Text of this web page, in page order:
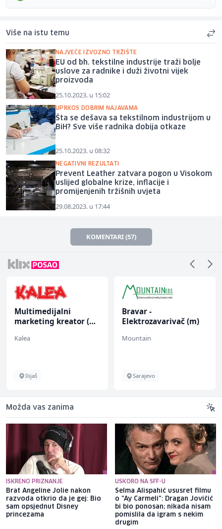
Više na istu temu
NAJVEĆE IZVOZNO TRŽIŠTE
EU od bh. tekstilne industrije traži bolje
uslove za radnike i duži životni vijek
proizvoda
25.10.2023. u 15:02
UPRKOS DOBRIM NAJAVAMA
Šta se dešava sa tekstilnom industrijom u
BiH? Sve više radnika dobija otkaze
25.10.2023. u 08:32
NEGATIVNI REZULTATI
Prevent Leather zatvara pogon u Visokom
uslijed globalne krize, inflacije i
promijenjenih tržišnih uvjeta
29.08.2023. u 17:44
KOMENTARI (57)
Multimedijalni
marketing kreator (m/
Kalea
Ilijaš
Bravar -
Elektrozavarivač (m)
Mountain
Sarajevo
Možda vas zanima
ISKRENO PRIZNANJE
Brat Angeline Jolie nakon
razvoda otkrio da je gej: Bio
sam opsjednut Disney
princezama
USKORO NA SFF-U
Selma Alispahić ususret filmu
o "Ay Carmeli": Dragan Jovičić
bi bio ponosan; nikada nisam
pomislila da igram s nekim
drugim